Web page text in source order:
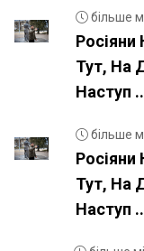
більше
Росіяни
Тут, На
Наступ
більше
Росіяни
Тут, На
Наступ